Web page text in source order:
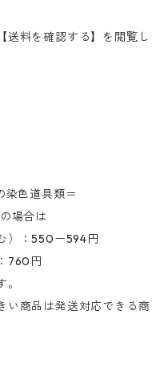
送料を確認する】を閲覧し
染色道具類＝
場合は
）：550ー594円
760円
い商品は発送対応できる商